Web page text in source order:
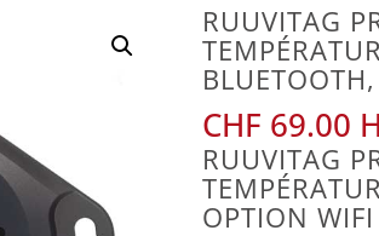
RUUVITAG
CHF 69.00
RUUVITAG
OPTION WIFI